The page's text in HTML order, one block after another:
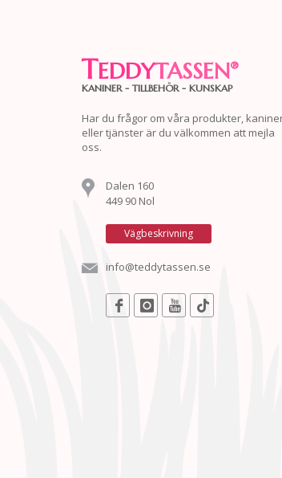
TEDDYTASSEN®
KANINER - TILLBEHÖR - KUNSKAP
Har du frågor om våra produkter,
eller tjänster är du välkommen att mejla
oss.
Dalen 160
449 90 Nol
Vägbeskrivning
info@teddytassen.se